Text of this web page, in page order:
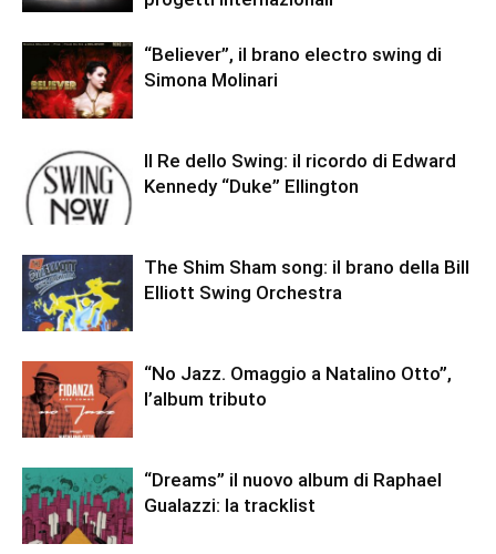
“Believer”, il brano electro swing di
Simona Molinari
Il Re dello Swing: il ricordo di Edward
Kennedy “Duke” Ellington
The Shim Sham song: il brano della Bill
Elliott Swing Orchestra
“No Jazz. Omaggio a Natalino Otto”,
l’album tributo
“Dreams” il nuovo album di Raphael
Gualazzi: la tracklist